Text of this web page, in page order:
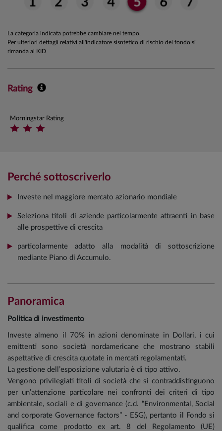
La categoria indicata potrebbe cambiare nel tempo.
Per ulteriori dettagli relativi all'indicatore sisntetico di rischio del fondo si
rimanda al KID
Rating
Morningstar Rating
Perché sottoscriverlo
Investe nel maggiore mercato azionario mondiale
Seleziona titoli di aziende particolarmente attraenti in base
alle prospettive di crescita
particolarmente adatto alla modalità di sottoscrizione
mediante Piano di Accumulo.
Panoramica
Politica di investimento
Investe almeno il 70% in azioni denominate in Dollari, i cui
emittenti sono società nordamericane che mostrano stabili
aspettative di crescita quotate in mercati regolamentati.
La gestione dell’esposizione valutaria è di tipo attivo.
Vengono privilegiati titoli di società che si contraddistinguono
per un’attenzione particolare nei confronti dei criteri di tipo
ambientale, sociali e di governance (c.d. “Environmental, Social
and corporate Governance factors” - ESG), pertanto il Fondo si
qualifica come prodotto ex art. 8 del Regolamento (UE)